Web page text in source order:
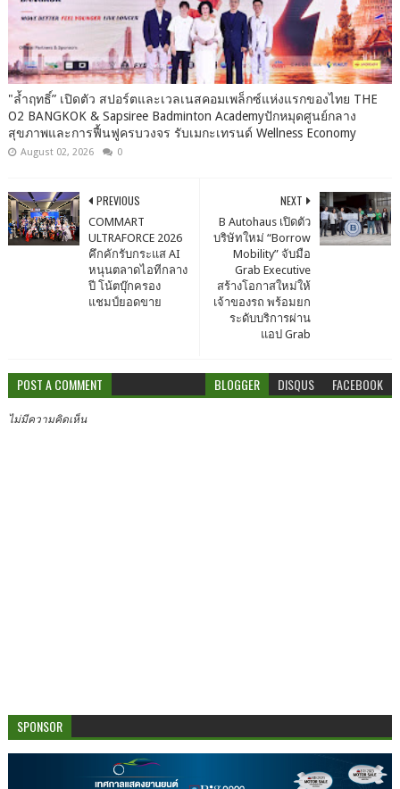
"ล้ำฤทธิ์” เปิดตัว สปอร์ตและเวลเนสคอมเพล็กซ์แห่งแรกของไทย THE
O2 BANGKOK & Sapsiree Badminton Academyปักหมุดศูนย์กลาง
สุขภาพและการฟื้นฟูครบวงจร รับเมกะเทรนด์ Wellness Economy
August 02, 2026 0
NEXT
B Autohaus เปิดตัว
บริษัทใหม่ “Borrow
Mobility” จับมือ
Grab Executive
สร้างโอกาสใหม่ให้
เจ้าของรถ พร้อมยก
ระดับบริการผ่าน
แอป Grab
PREVIOUS
COMMART
ULTRAFORCE 2026
คึกคักรับกระแส AI
หนุนตลาดไอทีกลาง
ปี โน้ตบุ๊กครอง
แชมป์ยอดขาย
POST A COMMENT BLOGGER DISQUS FACEBOOK
ไม่มีความคิดเห็น
SPONSOR